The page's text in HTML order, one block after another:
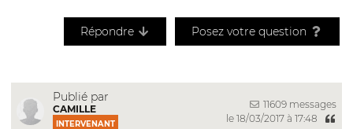
Répondre Posez votre question
Publié par
CAMILLE
INTERVENANT
11609 messages
le 18/03/2017 à 17:48